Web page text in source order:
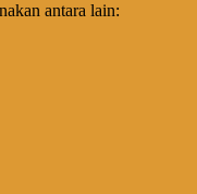
antara lain: